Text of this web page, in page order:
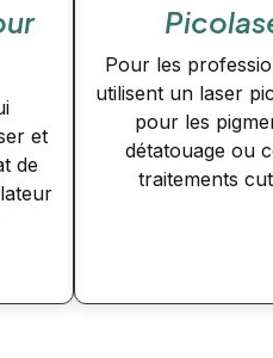
et
de
Pour les
utilisent un laser
pour les
détatouage ou
traitements